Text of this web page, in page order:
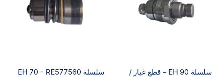
سلسلة EH 90 - قطع غيار /
سلسلة EH 70 - RE577560